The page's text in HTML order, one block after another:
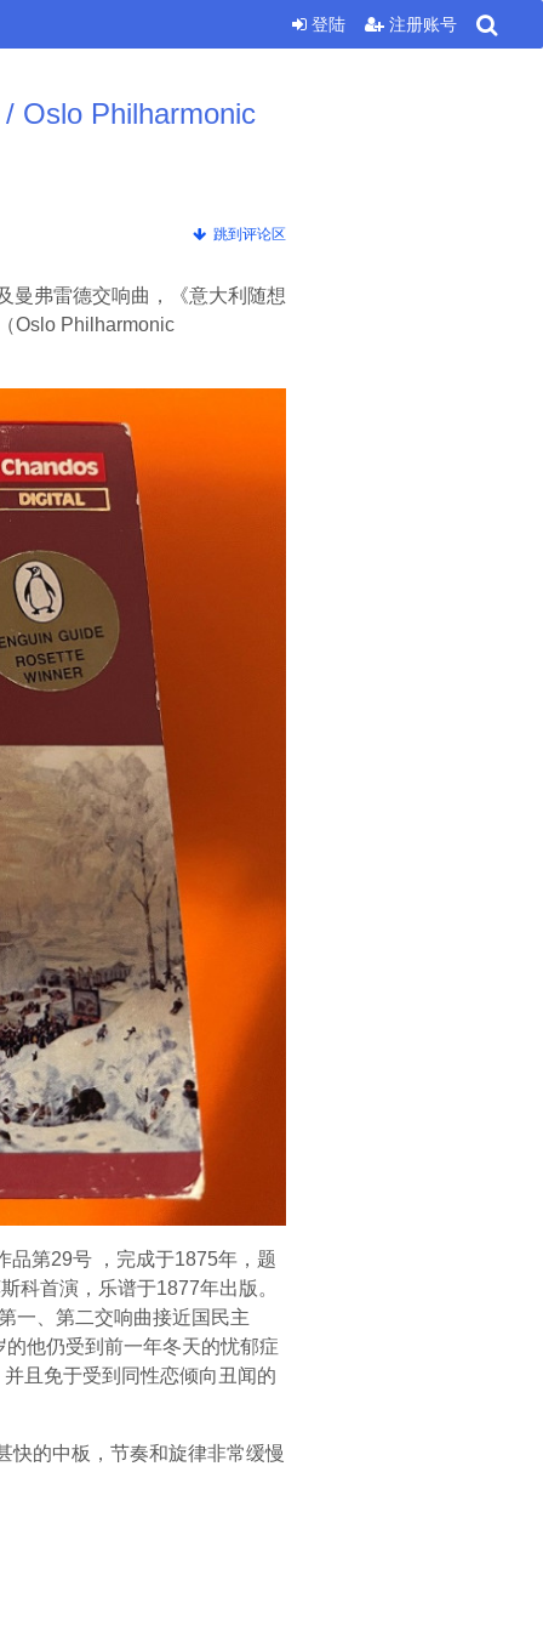
登陆 注册账号
Oslo Philharmonic
跳到评论区
曼弗雷德交响曲，《意大利随想
Oslo Philharmonic
品第29号 ，完成于1875年，题
科首演，乐谱于1877年出版。
一、第二交响曲接近国民主
他仍受到前一年冬天的忧郁症
且免于受到同性恋倾向丑闻的
快的中板，节奏和旋律非常缓慢